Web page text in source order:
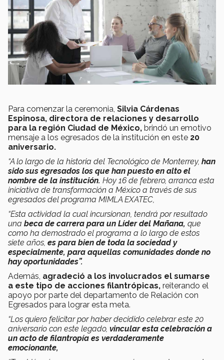
Para comenzar la ceremonia, Silvia Cárdenas
Espinosa, directora de relaciones y desarrollo
para la región Ciudad de México, brindó un emotivo
mensaje a los egresados de la institución en este 20
aniversario.
“A lo largo de la historia del Tecnológico de Monterrey, han
sido sus egresados los que han puesto en alto el
nombre de la institución. Hoy 16 de febrero, arranca esta
iniciativa de transformación a México a través de sus
egresados del programa MIMLA EXATEC,
“Esta actividad la cual incursionan, tendrá por resultado
una beca de carrera para un Líder del Mañana, que
como ha demostrado el programa a lo largo de estos
siete años, es para bien de toda la sociedad y
especialmente, para aquellas comunidades donde no
hay oportunidades”.
Además, agradeció a los involucrados el sumarse
a este tipo de acciones filantrópicas, reiterando el
apoyo por parte del departamento de Relación con
Egresados para lograr esta meta.
“Los quiero felicitar por haber decidido celebrar este 20
aniversario con este legado, vincular esta celebración a
un acto de filantropía es verdaderamente
emocionante,